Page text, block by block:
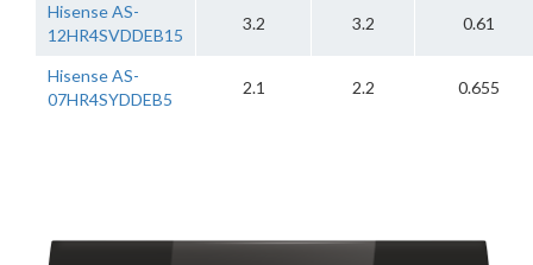
Hisense AS-
12HR4SVDDEB15
3.2 3.2 0.61
Hisense AS-
07HR4SYDDEB5
2.1 2.2 0.655